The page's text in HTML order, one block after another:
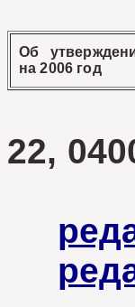
Об
на 2006 год
22,